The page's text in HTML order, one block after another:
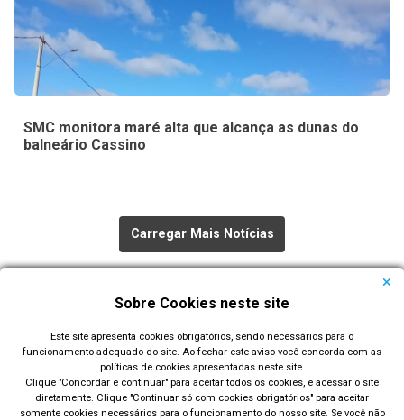
SMC monitora maré alta que alcança as dunas do
balneário Cassino
Carregar Mais Notícias
Sobre Cookies neste site
Este site apresenta cookies obrigatórios, sendo necessários para o
funcionamento adequado do site. Ao fechar este aviso você concorda com as
políticas de cookies apresentadas neste site.
Clique "Concordar e continuar" para aceitar todos os cookies, e acessar o site
diretamente. Clique "Continuar só com cookies obrigatórios" para aceitar
somente cookies necessários para o funcionamento do nosso site. Se você não
Prefeitura Municipal de Rio Grande